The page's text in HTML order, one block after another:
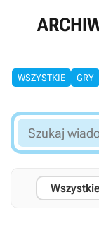
WSZYSTKIE GRY
Szukaj
wiadomości...